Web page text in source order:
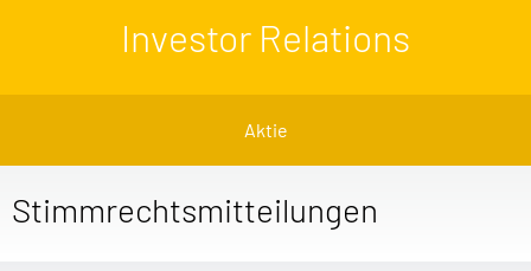
Investor Relations
Aktie
Stimmrechtsmitteilungen